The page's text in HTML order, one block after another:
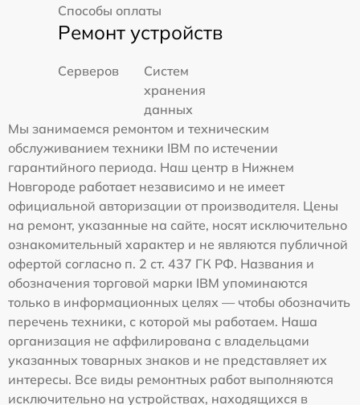
Способы оплаты
Ремонт устройств
Серверов
Систем
хранения
данных
Мы занимаемся ремонтом и техническим
обслуживанием техники IBM по истечении
гарантийного периода. Наш центр в Нижнем
Новгороде работает независимо и не имеет
официальной авторизации от производителя. Цены
на ремонт, указанные на сайте, носят исключительно
ознакомительный характер и не являются публичной
офертой согласно п. 2 ст. 437 ГК РФ. Названия и
обозначения торговой марки IBM упоминаются
только в информационных целях — чтобы обозначить
перечень техники, с которой мы работаем. Наша
организация не аффилирована с владельцами
указанных товарных знаков и не представляет их
интересы. Все виды ремонтных работ выполняются
исключительно на устройствах, находящихся в